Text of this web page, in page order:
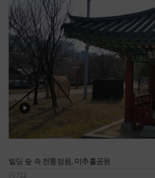
빌딩 숲 속 전통정원, 미추홀공원
712